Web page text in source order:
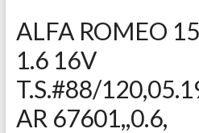
ALFA ROMEO
1.6 16V
T.S.#88/
AR 67601,,0.6,